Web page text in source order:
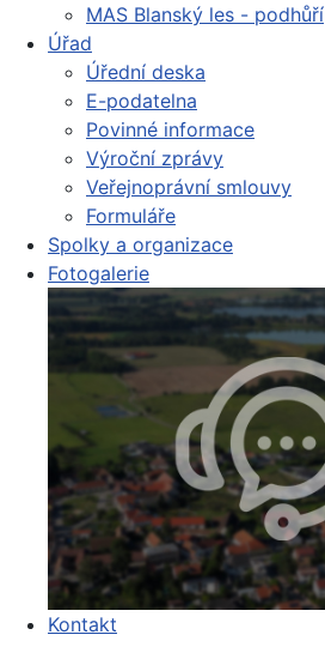
MAS Blanský les - podhůří
Úřad
Úřední deska
E-podatelna
Povinné informace
Výroční zprávy
Veřejnoprávní smlouvy
Formuláře
Spolky a organizace
Fotogalerie
Kontakt